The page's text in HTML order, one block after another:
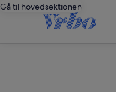
Gå til hovedsektionen